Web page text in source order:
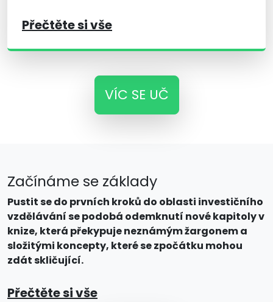
Přečtěte si vše
VÍC SE UČ
Začínáme se základy
Pustit se do prvních kroků do oblasti investičního
vzdělávání se podobá odemknutí nové kapitoly v
knize, která překypuje neznámým žargonem a
složitými koncepty, které se zpočátku mohou
zdát skličující.
Přečtěte si vše